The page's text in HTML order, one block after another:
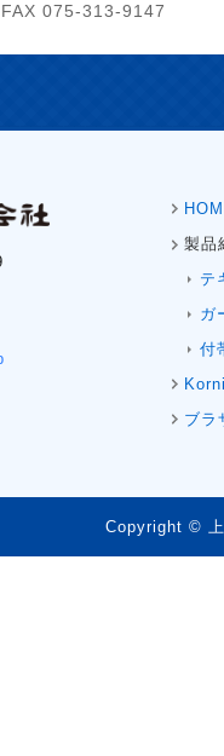
075-313-9147
製品
テ
ガ
付
ブラ
Copyright ©